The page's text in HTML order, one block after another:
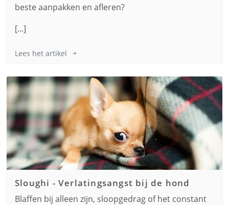
beste aanpakken en afleren?
[...]
Lees het artikel
Sloughi -Verlatingsangst bij de hond
Blaffen bij alleen zijn, sloopgedrag of het constant